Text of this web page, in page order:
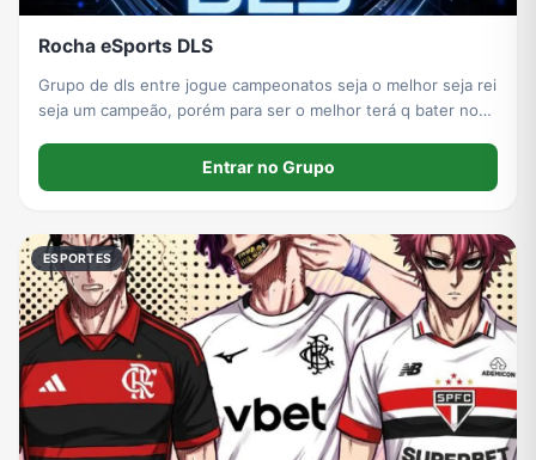
Rocha eSports DLS
Grupo de dls entre jogue campeonatos seja o melhor seja rei
seja um campeão, porém para ser o melhor terá q bater nos
Entrar no Grupo
ESPORTES